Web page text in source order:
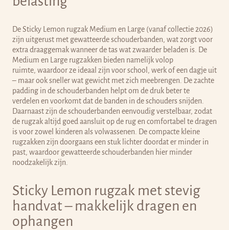
De Sticky Lemon rugzak Medium en Large (vanaf collectie 2026)
zijn uitgerust met gewatteerde schouderbanden, wat zorgt voor
extra draaggemak wanneer de tas wat zwaarder beladen is. De
Medium en Large rugzakken bieden namelijk volop
ruimte, waardoor ze ideaal zijn voor school, werk of een dagje uit
– maar ook sneller wat gewicht met zich meebrengen. De zachte
padding in de schouderbanden helpt om de druk beter te
verdelen en voorkomt dat de banden in de schouders snijden.
Daarnaast zijn de schouderbanden eenvoudig verstelbaar, zodat
de rugzak altijd goed aansluit op de rug en comfortabel te dragen
is voor zowel kinderen als volwassenen. De compacte kleine
rugzakken zijn doorgaans een stuk lichter doordat er minder in
past, waardoor gewatteerde schouderbanden hier minder
noodzakelijk zijn.
Sticky Lemon rugzak met stevig
handvat – makkelijk dragen en
ophangen